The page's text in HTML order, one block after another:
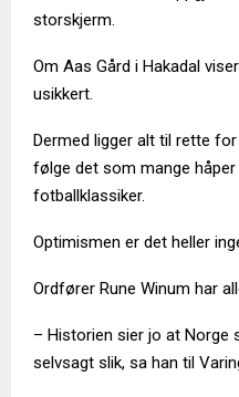
storskjerm.
Om Aas Gård i Hakadal
usikkert.
Dermed ligger alt til rette
følge det som mange
fotballklassiker.
Optimismen er det heller
Ordfører Rune Winum har
– Historien sier jo at Norge
selvsagt slik, sa han til